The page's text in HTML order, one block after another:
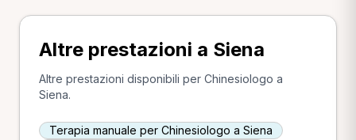
Altre prestazioni a Siena
Altre prestazioni disponibili per Chinesiologo a
Siena.
Terapia manuale per Chinesiologo a Siena